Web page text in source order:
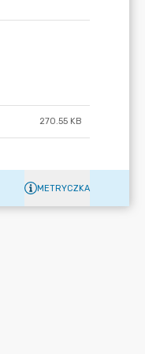
270.55 KB
METRYCZKA